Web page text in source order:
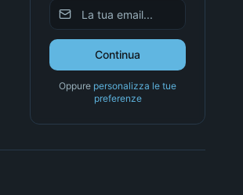
Continua
Oppure personalizza le tue
preferenze